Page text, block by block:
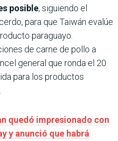
posible, siguiendo el
para que Taiwán evalúe
paraguayo.
de carne de pollo a
general que ronda el 20
para los productos
quedó impresionado con
y anunció que habrá